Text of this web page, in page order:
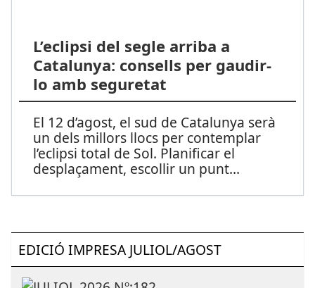
L’eclipsi del segle arriba a
Catalunya: consells per gaudir-
lo amb seguretat
El 12 d’agost, el sud de Catalunya serà
un dels millors llocs per contemplar
l’eclipsi total de Sol. Planificar el
desplaçament, escollir un punt...
EDICIÓ IMPRESA JULIOL/AGOST